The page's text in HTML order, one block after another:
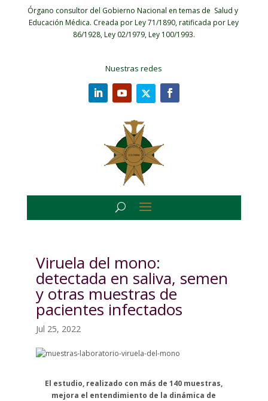
Órgano consultor del Gobierno Nacional en temas de Salud y
Educación Médica. Creada por Ley 71/1890, ratificada por Ley
86/1928, Ley 02/1979, Ley 100/1993.
Nuestras redes
Viruela del mono:
detectada en saliva, semen
y otras muestras de
pacientes infectados
Jul 25, 2022
El estudio, realizado con más de 140 muestras,
mejora el entendimiento de la dinámica de